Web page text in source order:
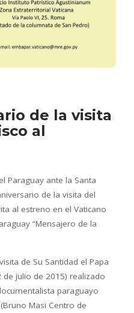
de la visita
al
Paraguay ante la Santa
de la visita del
al estreno en el Vaticano
“Mensajero de la
de Su Santidad el Papa
de julio de 2015) realizado
paraguayo
Masi Centro de